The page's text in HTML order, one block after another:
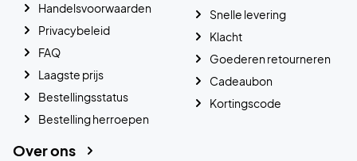
Handelsvoorwaarden
Privacybeleid
FAQ
Laagste prijs
Bestellingsstatus
Bestelling herroepen
Snelle levering
Klacht
Goederen retourneren
Cadeaubon
Kortingscode
Over ons